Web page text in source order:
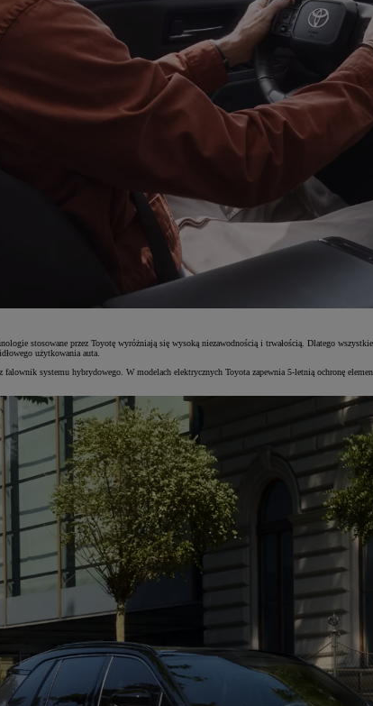
stosowane przez Toyotę wyróżniają się wysoką niezawodnością i trwałością. Dlatego
użytkowania auta.
systemu hybrydowego. W modelach elektrycznych Toyota zapewnia 5-letnią ochronę